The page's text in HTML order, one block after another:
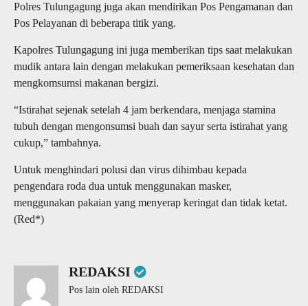
Polres Tulungagung juga akan mendirikan Pos Pengamanan dan
Pos Pelayanan di beberapa titik yang.
Kapolres Tulungagung ini juga memberikan tips saat melakukan
mudik antara lain dengan melakukan pemeriksaan kesehatan dan
mengkomsumsi makanan bergizi.
“Istirahat sejenak setelah 4 jam berkendara, menjaga stamina
tubuh dengan mengonsumsi buah dan sayur serta istirahat yang
cukup,” tambahnya.
Untuk menghindari polusi dan virus dihimbau kepada
pengendara roda dua untuk menggunakan masker,
menggunakan pakaian yang menyerap keringat dan tidak ketat.
(Red*)
REDAKSI
Pos lain oleh REDAKSI